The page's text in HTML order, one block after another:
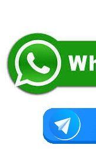
கலைத் திருவிழா